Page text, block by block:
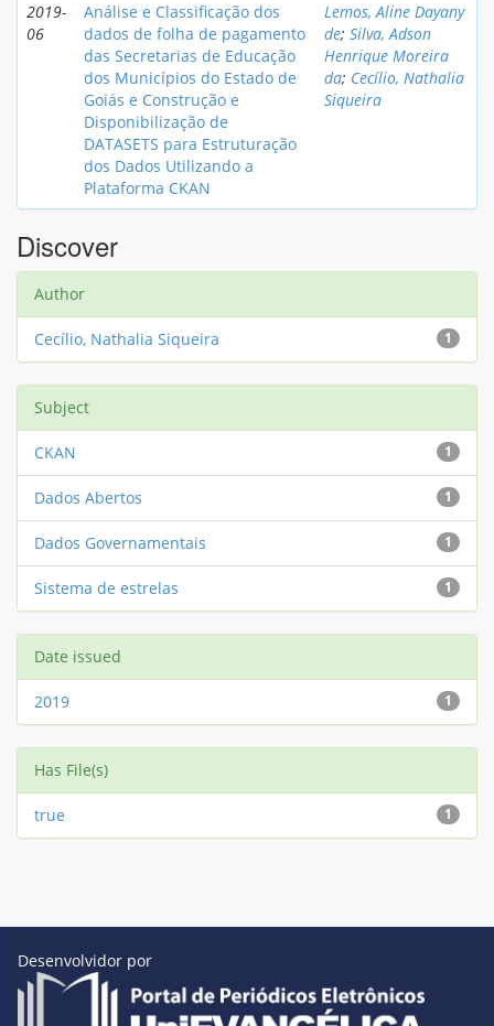
2019-
06
Análise e Classificação dos
dados de folha de pagamento
das Secretarias de Educação
dos Municípios do Estado de
Goiás e Construção e
Disponibilização de
DATASETS para Estruturação
dos Dados Utilizando a
Plataforma CKAN
Lemos, Aline Dayany
de; Silva, Adson
Henrique Moreira
da; Cecílio, Nathalia
Siqueira
Discover
Author
1
Cecílio, Nathalia Siqueira
Subject
1
CKAN
1
Dados Abertos
1
Dados Governamentais
1
Sistema de estrelas
Date issued
1
2019
Has File(s)
1
true
Desenvolvidor por